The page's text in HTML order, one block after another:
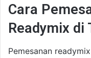
Cara
Readymix di
Pemesanan